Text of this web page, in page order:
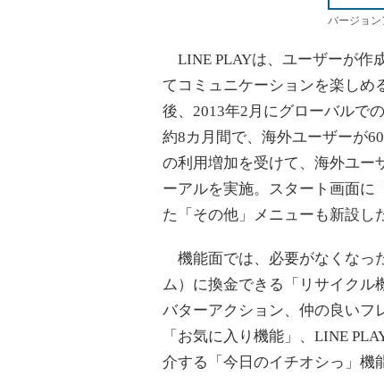
バージョ
LINE PLAYは、ユーザーが作
てコミュニケーションを楽しめ
後、2013年2月にグローバルで
約8カ月間で、海外ユーザーが
の利用増加を受けて、海外ユー
ーアルを実施。スタート画面に
た「その他」メニューも新設し
機能面では、必要がなくなっ
ム）に換金できる「リサイクル
バターアクション、仲の良いフ
「お気に入り機能」、LINE
介する「今日のイチオシっ」機